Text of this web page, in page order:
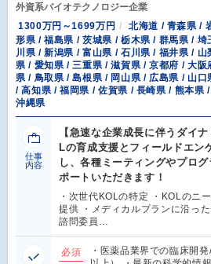
外資系バイオテクノロジー企業
1300万円～1699万円
北海道 / 青森県 /
形県 / 福島県 / 茨城県 / 栃木県 / 群馬県 /
川県 / 新潟県 / 富山県 / 石川県 / 福井県 / 山
県 / 愛知県 / 三重県 / 滋賀県 / 京都府 / 大
県 / 鳥取県 / 島根県 / 岡山県 / 広島県 / 山
/ 高知県 / 福岡県 / 佐賀県 / 長崎県 / 熊本県
沖縄県
仕事
内容
【急速な企業成長に伴うダイ
Lの育成支援とフィールドエン
し、各種ミーティングやプロ
ポートいただきます！
・次世代KOLの特定 ・KOLのニ
提供 ・メディカルプランに沿っ
諮問委員…
必須
・医薬品業界での臨床開